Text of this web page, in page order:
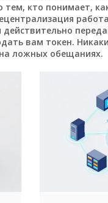
кто понимает,
вам токен.
ложных обещаниях.